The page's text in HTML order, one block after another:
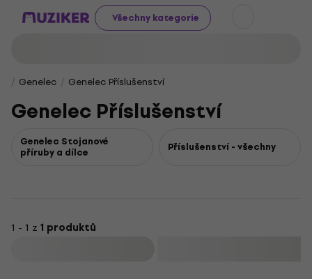
Všechny kategorie
Genelec Genelec Příslušenství
Genelec Příslušenství
Genelec Stojanové
příruby a dílce Příslušenství - všechny
1 - 1 z 1 produktů